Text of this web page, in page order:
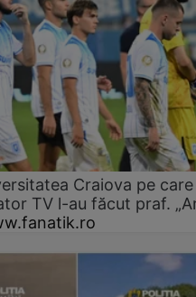
Craiova pe
TV l-au făcut praf.